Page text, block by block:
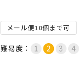
メール便10個まで可
難易度：